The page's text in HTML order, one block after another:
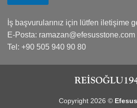
İş başvurularınız için lütfen iletişime
E-Posta: ramazan@efesusstone.com
Tel: +90 505 940 90 80
Copyright 2026 ©